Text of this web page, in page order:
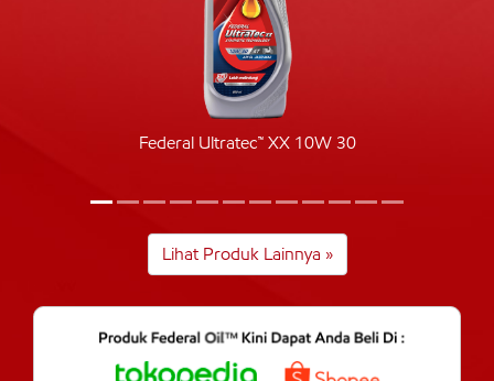
Federal Ultratec™ XX 10W 30
Lihat Produk Lainnya »